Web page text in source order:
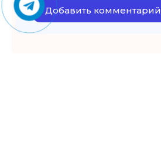
Добавить комментарий